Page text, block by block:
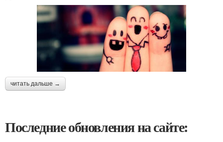
читать дальше →
Последние обновления на сайте: